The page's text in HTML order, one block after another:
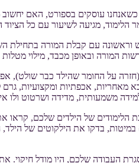
עוסקים בספורט, האם
מגיעה לשיעור עם כל הציוד
עם קבלת המורה בתחילת
המורה ובאופן מכבד, מילוי מטלות
על החומר שהילד כבר
אכפתיות ומקצועיות,
משמעותית, מדידה ושרטוט ולו
של הילדים שלכם, קראו
בדקו את הילקוטים של
העבודה שלכם, היו מודל חיקוי.